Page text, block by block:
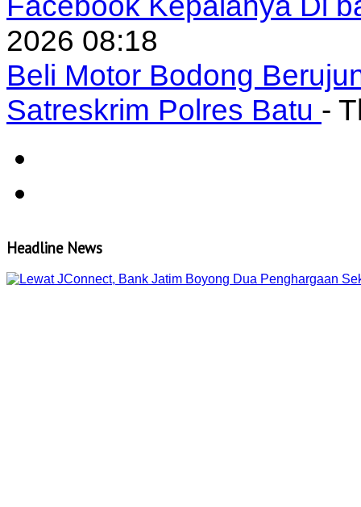
2026 08:18
Beli Motor Bodong
Satreskrim Polres Batu -
Headline News